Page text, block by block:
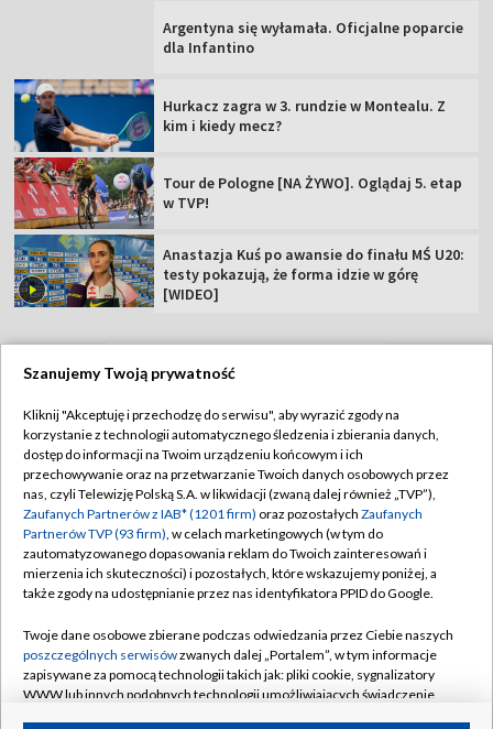
Argentyna się wyłamała. Oficjalne poparcie
dla Infantino
Hurkacz zagra w 3. rundzie w Montealu. Z
kim i kiedy mecz?
Tour de Pologne [NA ŻYWO]. Oglądaj 5. etap
w TVP!
Anastazja Kuś po awansie do finału MŚ U20:
testy pokazują, że forma idzie w górę
[WIDEO]
TVP
Abonament TVP
Sklep TVP
Biuro Reklamy
Oferta Handlowa
Telegazeta ogłoszenia
Rada Programowa
Ogłoszenia przetargowe
Akademia Telewizyjna
Regulamin TVP
Polityka prywatności
Moje zgody
Biuro reklamy
Kontakt
Kanały
©2026 Telewizja Polska Spółka Akcyjna w likwidacji
Szanujemy Twoją prywatność
Kliknij "Akceptuję i przechodzę do serwisu", aby wyrazić zgody na
korzystanie z technologii automatycznego śledzenia i zbierania danych,
dostęp do informacji na Twoim urządzeniu końcowym i ich
przechowywanie oraz na przetwarzanie Twoich danych osobowych przez
nas, czyli Telewizję Polską S.A. w likwidacji (zwaną dalej również „TVP”),
Zaufanych Partnerów z IAB* (1201 firm) oraz pozostałych Zaufanych
Partnerów TVP (93 firm), w celach marketingowych (w tym do
zautomatyzowanego dopasowania reklam do Twoich zainteresowań i
mierzenia ich skuteczności) i pozostałych, które wskazujemy poniżej, a
także zgody na udostępnianie przez nas identyfikatora PPID do Google.
Twoje dane osobowe zbierane podczas odwiedzania przez Ciebie naszych
poszczególnych serwisówzwanych dalej „Portalem”, w tym informacje
zapisywane za pomocą technologii takich jak: pliki cookie, sygnalizatory
WWW lub innych podobnych technologii umożliwiających świadczenie